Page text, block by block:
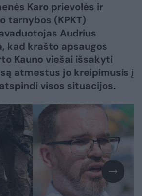
Karo prievolės ir
tarnybos (KPKT)
Audrius
kad krašto apsaugos
Kauno viešai išsakyti
atmestus jo kreipimusis į
visos situacijos.